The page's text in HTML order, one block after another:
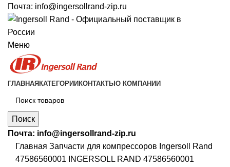
Почта: info@ingersollrand-zip.ru
Меню
ГЛАВНАЯ КАТЕГОРИИ КОНТАКТЫ О КОМПАНИИ
Поиск
Почта: info@ingersollrand-zip.ru
Главная Запчасти для компрессоров Ingersoll Rand
47586560001 INGERSOLL RAND 47586560001